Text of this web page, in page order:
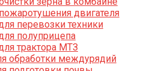
двигателя
перевозки техники
полуприцепа
трактора МТЗ
обработки междурядий